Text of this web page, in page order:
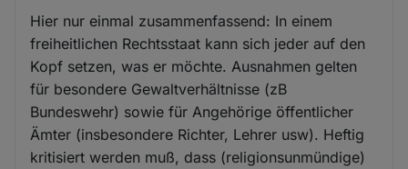
Hier nur einmal zusammenfassend: In einem
freiheitlichen Rechtsstaat kann sich jeder auf den
Kopf setzen, was er möchte. Ausnahmen gelten
für besondere Gewaltverhältnisse (zB
Bundeswehr) sowie für Angehörige öffentlicher
Ämter (insbesondere Richter, Lehrer usw). Heftig
kritisiert werden muß, dass (religionsunmündige)